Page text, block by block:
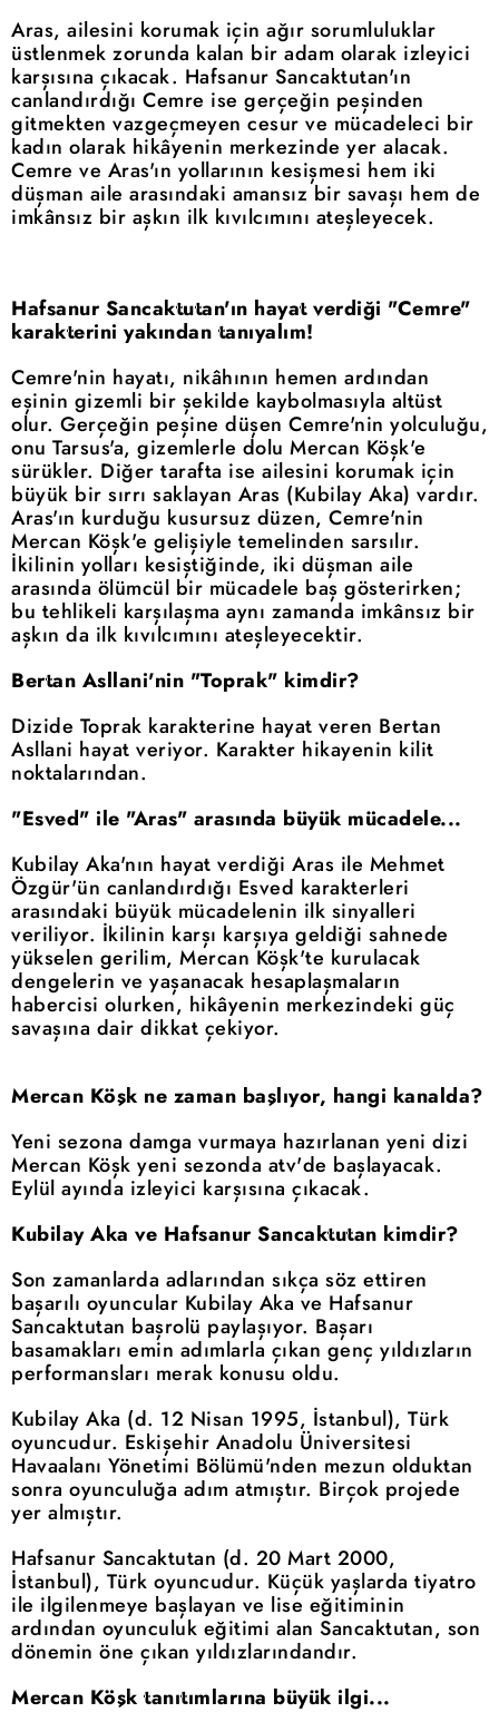
Aras, ailesini korumak için ağır sorumluluklar
üstlenmek zorunda kalan bir adam olarak izleyici
karşısına çıkacak. Hafsanur Sancaktutan'ın
canlandırdığı Cemre ise gerçeğin peşinden
gitmekten vazgeçmeyen cesur ve mücadeleci bir
kadın olarak hikâyenin merkezinde yer alacak.
Cemre ve Aras'ın yollarının kesişmesi hem iki
düşman aile arasındaki amansız bir savaşı hem de
imkânsız bir aşkın ilk kıvılcımını ateşleyecek.
Hafsanur Sancaktutan'ın hayat verdiği "Cemre"
karakterini yakından tanıyalım!
Cemre'nin hayatı, nikâhının hemen ardından
eşinin gizemli bir şekilde kaybolmasıyla altüst
olur. Gerçeğin peşine düşen Cemre'nin yolculuğu,
onu Tarsus'a, gizemlerle dolu Mercan Köşk'e
sürükler. Diğer tarafta ise ailesini korumak için
büyük bir sırrı saklayan Aras (Kubilay Aka) vardır.
Aras'ın kurduğu kusursuz düzen, Cemre'nin
Mercan Köşk'e gelişiyle temelinden sarsılır.
İkilinin yolları kesiştiğinde, iki düşman aile
arasında ölümcül bir mücadele baş gösterirken;
bu tehlikeli karşılaşma aynı zamanda imkânsız bir
aşkın da ilk kıvılcımını ateşleyecektir.
Bertan Asllani'nin "Toprak" kimdir?
Dizide Toprak karakterine hayat veren Bertan
Asllani hayat veriyor. Karakter hikayenin kilit
noktalarından.
"Esved" ile "Aras" arasında büyük mücadele...
Kubilay Aka'nın hayat verdiği Aras ile Mehmet
Özgür'ün canlandırdığı Esved karakterleri
arasındaki büyük mücadelenin ilk sinyalleri
veriliyor. İkilinin karşı karşıya geldiği sahnede
yükselen gerilim, Mercan Köşk'te kurulacak
dengelerin ve yaşanacak hesaplaşmaların
habercisi olurken, hikâyenin merkezindeki güç
savaşına dair dikkat çekiyor.
Mercan Köşk ne zaman başlıyor, hangi kanalda?
Yeni sezona damga vurmaya hazırlanan yeni dizi
Mercan Köşk yeni sezonda atv'de başlayacak.
Eylül ayında izleyici karşısına çıkacak.
Kubilay Aka ve Hafsanur Sancaktutan kimdir?
Son zamanlarda adlarından sıkça söz ettiren
başarılı oyuncular Kubilay Aka ve Hafsanur
Sancaktutan başrolü paylaşıyor. Başarı
basamakları emin adımlarla çıkan genç yıldızların
performansları merak konusu oldu.
Kubilay Aka (d. 12 Nisan 1995, İstanbul), Türk
oyuncudur. Eskişehir Anadolu Üniversitesi
Havaalanı Yönetimi Bölümü'nden mezun olduktan
sonra oyunculuğa adım atmıştır. Birçok projede
yer almıştır.
Hafsanur Sancaktutan (d. 20 Mart 2000,
İstanbul), Türk oyuncudur. Küçük yaşlarda tiyatro
ile ilgilenmeye başlayan ve lise eğitiminin
ardından oyunculuk eğitimi alan Sancaktutan, son
dönemin öne çıkan yıldızlarındandır.
Mercan Köşk tanıtımlarına büyük ilgi...